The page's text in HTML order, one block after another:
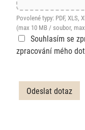
Povolené typy: PDF, XLS,
(max 10 MB / soubor,
Souhlasím se
zpracování mého